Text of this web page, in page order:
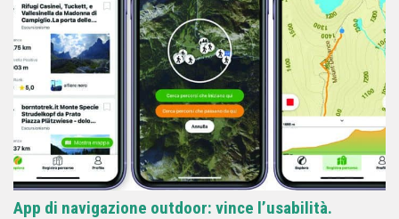
App di navigazione outdoor: vince l’usabilità.